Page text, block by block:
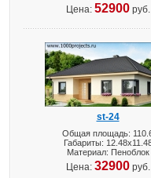
Цена: 52900руб.
st-24
Общая площадь:
Габариты:
Материал: Пеноблок
Цена: 32900руб.